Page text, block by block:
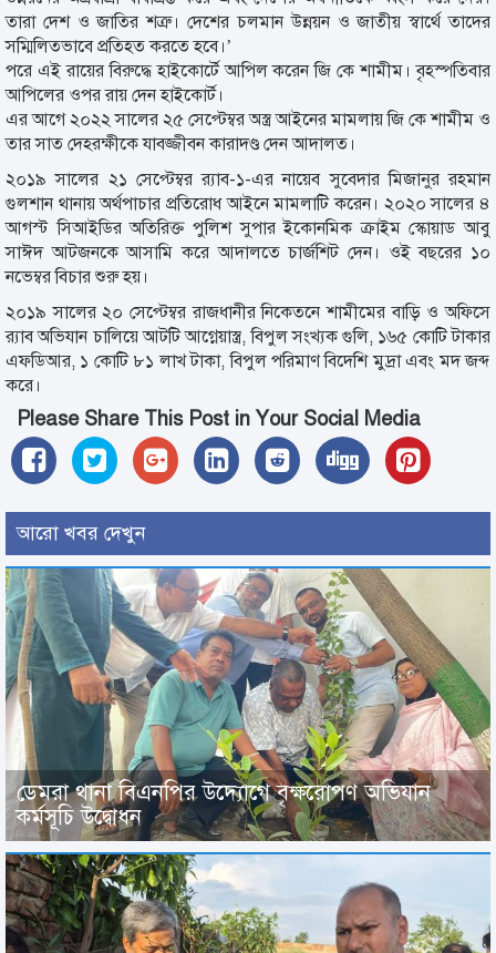
তারা দেশ ও জাতির শত্রু। দেশের চলমান উন্নয়ন ও জাতীয় স্বার্থে তাদের
সম্মিলিতভাবে প্রতিহত করতে হবে।’
পরে এই রায়ের বিরুদ্ধে হাইকোর্টে আপিল করেন জি কে শামীম। বৃহস্পতিবার
আপিলের ওপর রায় দেন হাইকোর্ট।
এর আগে ২০২২ সালের ২৫ সেপ্টেম্বর অস্ত্র আইনের মামলায় জি কে শামীম ও
তার সাত দেহরক্ষীকে যাবজ্জীবন কারাদণ্ড দেন আদালত।
২০১৯ সালের ২১ সেপ্টেম্বর র‌্যাব-১-এর নায়েব সুবেদার মিজানুর রহমান
গুলশান থানায় অর্থপাচার প্রতিরোধ আইনে মামলাটি করেন। ২০২০ সালের ৪
আগস্ট সিআইডির অতিরিক্ত পুলিশ সুপার ইকোনমিক ক্রাইম স্কোয়াড আবু
সাঈদ আটজনকে আসামি করে আদালতে চার্জশিট দেন। ওই বছরের ১০
নভেম্বর বিচার শুরু হয়।
২০১৯ সালের ২০ সেপ্টেম্বর রাজধানীর নিকেতনে শামীমের বাড়ি ও অফিসে
র‌্যাব অভিযান চালিয়ে আটটি আগ্নেয়াস্ত্র, বিপুল সংখ্যক গুলি, ১৬৫ কোটি টাকার
এফডিআর, ১ কোটি ৮১ লাখ টাকা, বিপুল পরিমাণ বিদেশি মুদ্রা এবং মদ জব্দ
করে।
Please Share This Post in Your Social Media
আরো খবর দেখুন
ডেমরা থানা বিএনপির উদ্যোগে বৃক্ষরোপণ অভিযান
কর্মসূচি উদ্বোধন